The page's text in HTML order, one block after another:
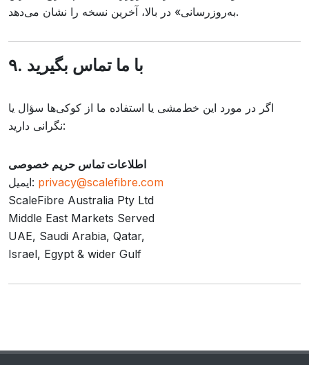
به‌روزرسانی» در بالا، آخرین نسخه را نشان می‌دهد.
۹. با ما تماس بگیرید
اگر در مورد این خط‌مشی یا استفاده ما از کوکی‌ها سؤال یا
نگرانی دارید:
اطلاعات تماس حریم خصوصی
ایمیل: privacy@scalefibre.com
ScaleFibre Australia Pty Ltd
Middle East Markets Served
UAE, Saudi Arabia, Qatar,
Israel, Egypt & wider Gulf